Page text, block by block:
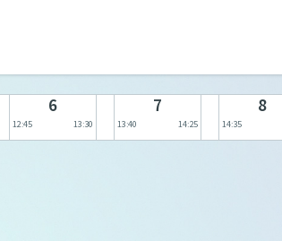
6
12:45 13:30
7
13:40 14:25
8
14:35